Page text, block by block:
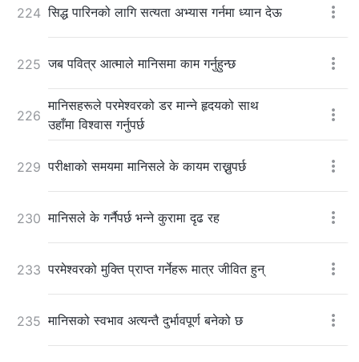
224 सिद्ध पारिनको लागि सत्यता अभ्यास गर्नमा ध्यान देऊ
225 जब पवित्र आत्माले मानिसमा काम गर्नुहुन्छ
226
मानिसहरूले परमेश्‍वरको डर मान्ने हृदयको साथ
उहाँमा विश्‍वास गर्नुपर्छ
229 परीक्षाको समयमा मानिसले के कायम राख्नुपर्छ
230 मानिसले के गर्नैपर्छ भन्ने कुरामा दृढ रह
233 परमेश्‍वरको मुक्ति प्राप्त गर्नेहरू मात्र जीवित हुन्
235 मानिसको स्वभाव अत्यन्तै दुर्भावपूर्ण बनेको छ